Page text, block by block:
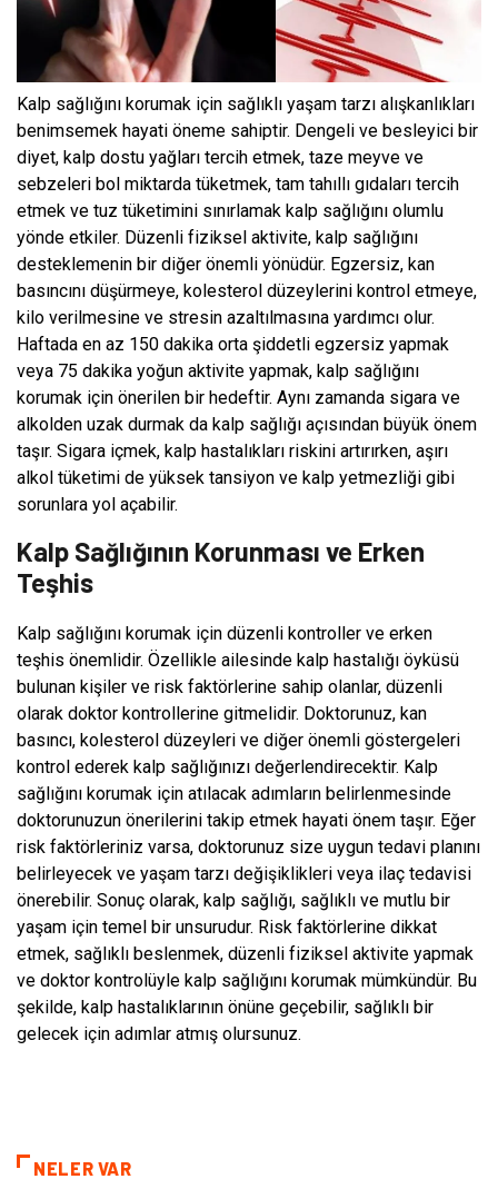
Kalp sağlığını korumak için sağlıklı yaşam tarzı alışkanlıkları
benimsemek hayati öneme sahiptir. Dengeli ve besleyici bir
diyet, kalp dostu yağları tercih etmek, taze meyve ve
sebzeleri bol miktarda tüketmek, tam tahıllı gıdaları tercih
etmek ve tuz tüketimini sınırlamak kalp sağlığını olumlu
yönde etkiler. Düzenli fiziksel aktivite, kalp sağlığını
desteklemenin bir diğer önemli yönüdür. Egzersiz, kan
basıncını düşürmeye, kolesterol düzeylerini kontrol etmeye,
kilo verilmesine ve stresin azaltılmasına yardımcı olur.
Haftada en az 150 dakika orta şiddetli egzersiz yapmak
veya 75 dakika yoğun aktivite yapmak, kalp sağlığını
korumak için önerilen bir hedeftir. Aynı zamanda sigara ve
alkolden uzak durmak da kalp sağlığı açısından büyük önem
taşır. Sigara içmek, kalp hastalıkları riskini artırırken, aşırı
alkol tüketimi de yüksek tansiyon ve kalp yetmezliği gibi
sorunlara yol açabilir.
Kalp Sağlığının Korunması ve Erken
Teşhis
Kalp sağlığını korumak için düzenli kontroller ve erken
teşhis önemlidir. Özellikle ailesinde kalp hastalığı öyküsü
bulunan kişiler ve risk faktörlerine sahip olanlar, düzenli
olarak doktor kontrollerine gitmelidir. Doktorunuz, kan
basıncı, kolesterol düzeyleri ve diğer önemli göstergeleri
kontrol ederek kalp sağlığınızı değerlendirecektir. Kalp
sağlığını korumak için atılacak adımların belirlenmesinde
doktorunuzun önerilerini takip etmek hayati önem taşır. Eğer
risk faktörleriniz varsa, doktorunuz size uygun tedavi planını
belirleyecek ve yaşam tarzı değişiklikleri veya ilaç tedavisi
önerebilir. Sonuç olarak, kalp sağlığı, sağlıklı ve mutlu bir
yaşam için temel bir unsurudur. Risk faktörlerine dikkat
etmek, sağlıklı beslenmek, düzenli fiziksel aktivite yapmak
ve doktor kontrolüyle kalp sağlığını korumak mümkündür. Bu
şekilde, kalp hastalıklarının önüne geçebilir, sağlıklı bir
gelecek için adımlar atmış olursunuz.
NELER VAR